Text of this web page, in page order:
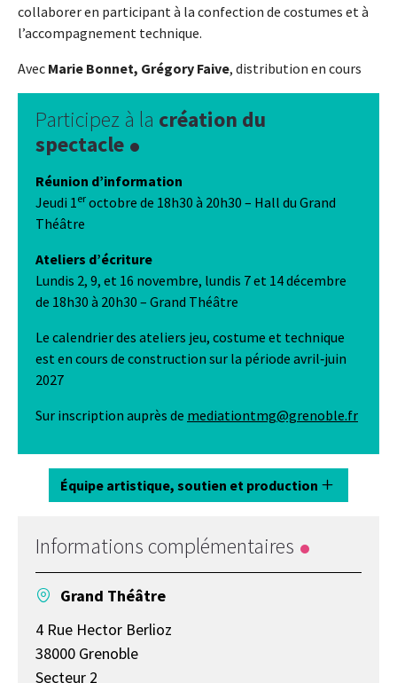
collaborer en participant à la confection de costumes et à
l’accompagnement technique.
Avec Marie Bonnet, Grégory Faive, distribution en cours
Participez à la création du
spectacle
Réunion d’information
Jeudi 1er octobre de 18h30 à 20h30 – Hall du Grand
Théâtre
Ateliers d’écriture
Lundis 2, 9, et 16 novembre, lundis 7 et 14 décembre
de 18h30 à 20h30 – Grand Théâtre
Le calendrier des ateliers jeu, costume et technique
est en cours de construction sur la période avril‑juin
2027
Sur inscription auprès de mediationtmg@grenoble.fr
Équipe artistique, soutien et production
Informations complémentaires
Grand Théâtre
4 Rue Hector Berlioz
38000 Grenoble
Secteur 2